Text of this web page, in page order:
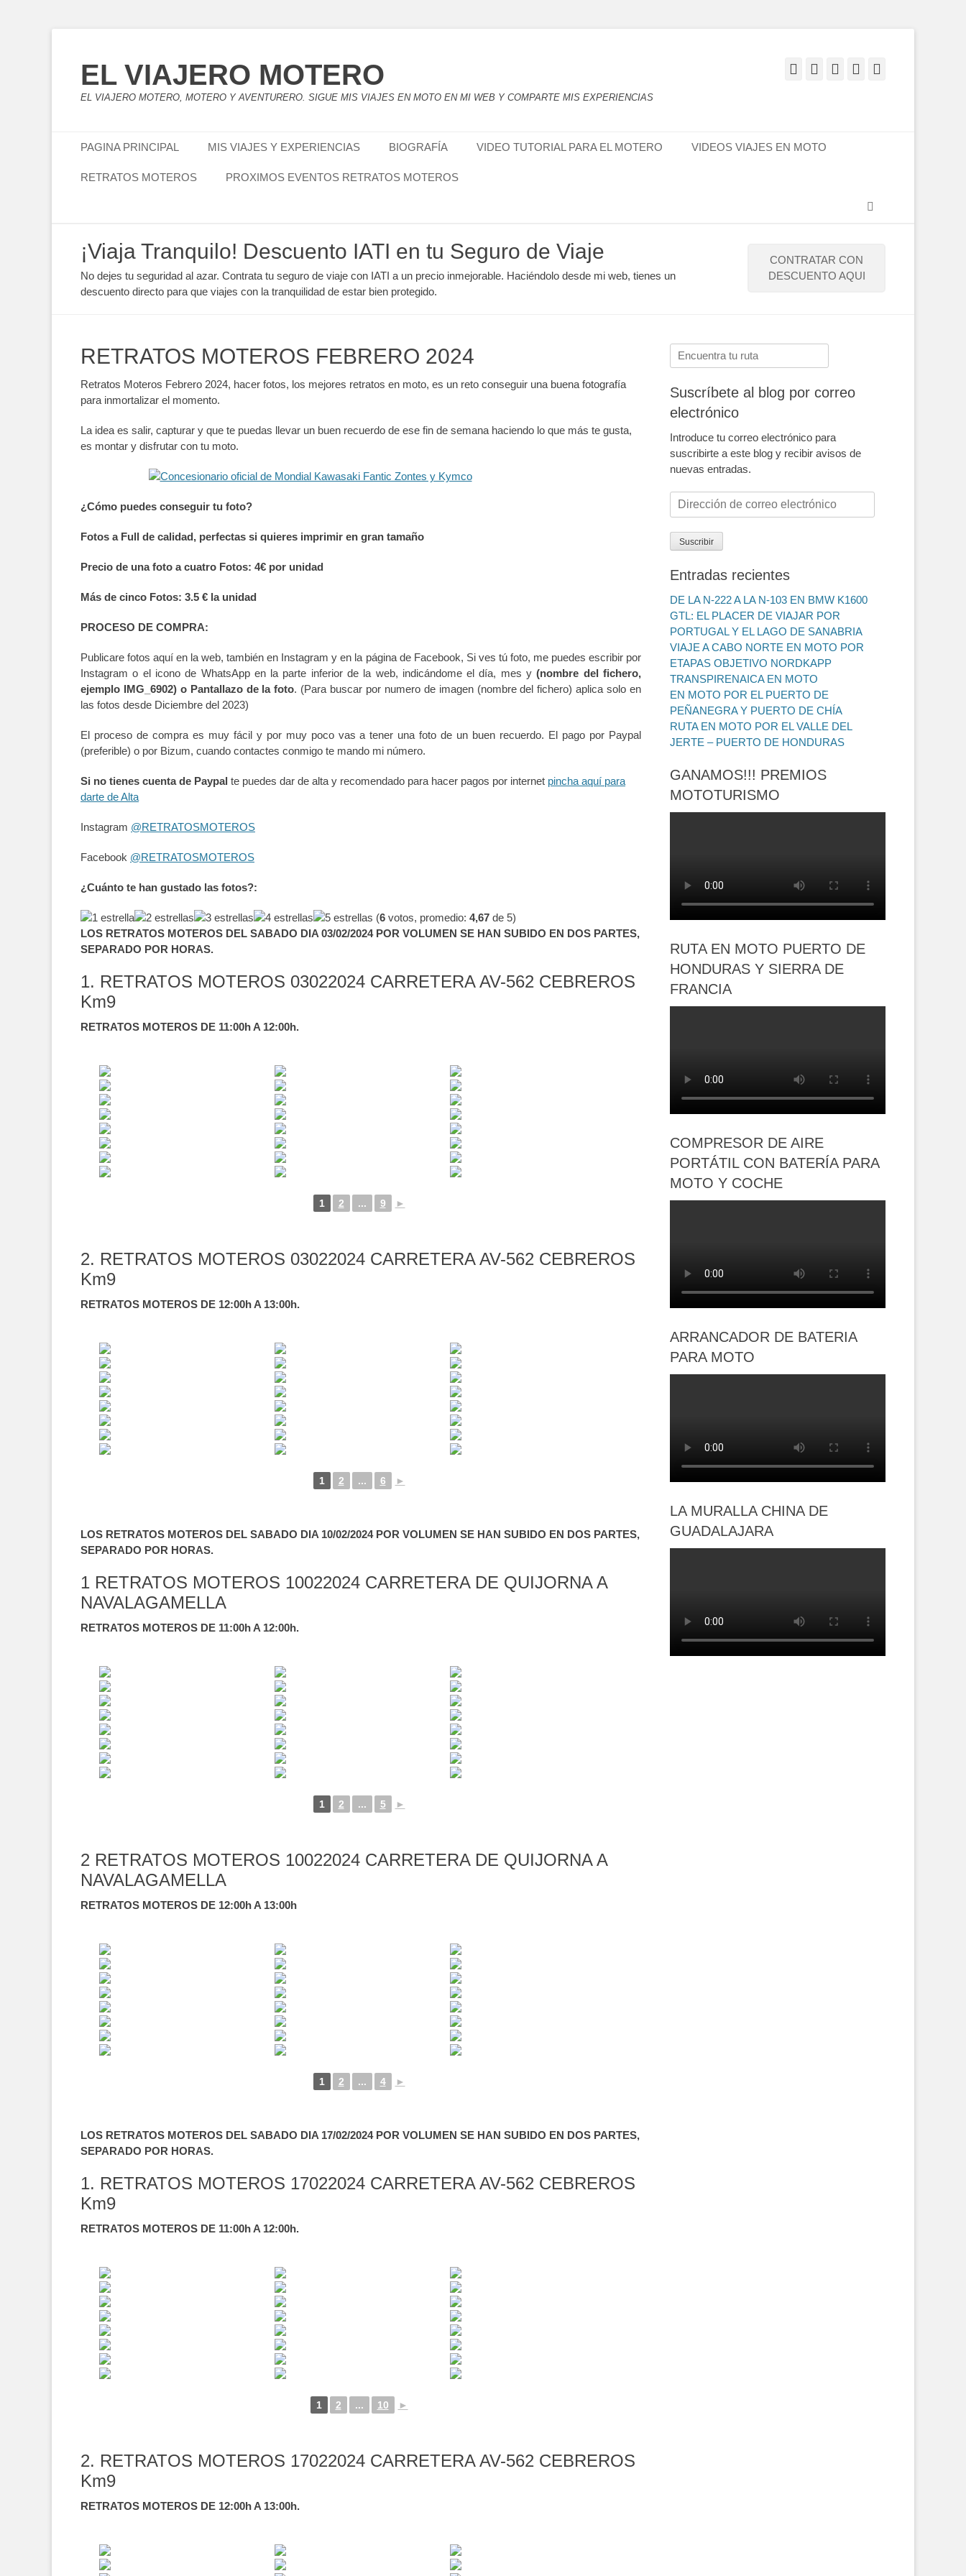
EL VIAJERO MOTERO
EL VIAJERO MOTERO, MOTERO Y AVENTURERO. SIGUE MIS VIAJES EN MOTO EN MI WEB Y COMPARTE MIS EXPERIENCIAS
Facebook
Twitter
FlickrYouTube
Menú principal
contenido
PAGINA PRINCIPAL MIS VIAJES Y EXPERIENCIAS BIOGRAFÍA VIDEO TUTORIAL PARA EL MOTERO VIDEOS VIAJES EN MOTO
RETRATOS MOTEROS
PROXIMOS EVENTOS RETRATOS MOTEROS
contenido
¡Viaja Tranquilo! Descuento IATI en tu Seguro de Viaje
No dejes tu seguridad al azar. Contrata tu seguro de viaje con IATI a un precio inmejorable. Haciéndolo desde mi web, tienes un
descuento directo para que viajes con la tranquilidad de estar bien protegido.
CONTRATAR CON
DESCUENTO AQUI
RETRATOS MOTEROS FEBRERO 2024
Retratos Moteros Febrero 2024, hacer fotos, los mejores retratos en moto, es un reto conseguir una buena fotografía
para inmortalizar el momento.
La idea es salir, capturar y que te puedas llevar un buen recuerdo de ese fin de semana haciendo lo que más te gusta,
es montar y disfrutar con tu moto.
¿Cómo puedes conseguir tu foto?
Fotos a Full de calidad, perfectas si quieres imprimir en gran tamaño
Precio de una foto a cuatro Fotos: 4€ por unidad
Más de cinco Fotos: 3.5 € la unidad
PROCESO DE COMPRA:
Publicare fotos aquí en la web, también en Instagram y en la página de Facebook, Si ves tú foto, me puedes escribir por
Instagram o el icono de WhatsApp en la parte inferior de la web, indicándome el día, mes y (nombre del fichero,
ejemplo IMG_6902) o Pantallazo de la foto. (Para buscar por numero de imagen (nombre del fichero) aplica solo en
las fotos desde Diciembre del 2023)
El proceso de compra es muy fácil y por muy poco vas a tener una foto de un buen recuerdo. El pago por Paypal
(preferible) o por Bizum, cuando contactes conmigo te mando mi número.
Si no tienes cuenta de Paypal te puedes dar de alta y recomendado para hacer pagos por internet pincha aquí para
darte de Alta
Instagram @RETRATOSMOTEROS
Facebook @RETRATOSMOTEROS
¿Cuánto te han gustado las fotos?:
(6 votos, promedio: 4,67 de 5)
LOS RETRATOS MOTEROS DEL SABADO DIA 03/02/2024 POR VOLUMEN SE HAN SUBIDO EN DOS PARTES,
SEPARADO POR HORAS.
1. RETRATOS MOTEROS 03022024 CARRETERA AV-562 CEBREROS
Km9
RETRATOS MOTEROS DE 11:00h A 12:00h.
1 2 ... 9 ►
2. RETRATOS MOTEROS 03022024 CARRETERA AV-562 CEBREROS
Km9
RETRATOS MOTEROS DE 12:00h A 13:00h.
1 2 ... 6 ►
LOS RETRATOS MOTEROS DEL SABADO DIA 10/02/2024 POR VOLUMEN SE HAN SUBIDO EN DOS PARTES,
SEPARADO POR HORAS.
1 RETRATOS MOTEROS 10022024 CARRETERA DE QUIJORNA A
NAVALAGAMELLA
RETRATOS MOTEROS DE 11:00h A 12:00h.
1 2 ... 5 ►
2 RETRATOS MOTEROS 10022024 CARRETERA DE QUIJORNA A
NAVALAGAMELLA
RETRATOS MOTEROS DE 12:00h A 13:00h
1 2 ... 4 ►
LOS RETRATOS MOTEROS DEL SABADO DIA 17/02/2024 POR VOLUMEN SE HAN SUBIDO EN DOS PARTES,
SEPARADO POR HORAS.
1. RETRATOS MOTEROS 17022024 CARRETERA AV-562 CEBREROS
Km9
RETRATOS MOTEROS DE 11:00h A 12:00h.
1 2 ... 10 ►
2. RETRATOS MOTEROS 17022024 CARRETERA AV-562 CEBREROS
Km9
RETRATOS MOTEROS DE 12:00h A 13:00h.
Buscar:
Suscríbete al blog por correo
electrónico
Introduce tu correo electrónico para
suscribirte a este blog y recibir avisos de
nuevas entradas.
Dirección
de
correo
electrónico
Suscribir
Entradas recientes
DE LA N-222 A LA N-103 EN BMW K1600
GTL: EL PLACER DE VIAJAR POR
PORTUGAL Y EL LAGO DE SANABRIA
VIAJE A CABO NORTE EN MOTO POR
ETAPAS OBJETIVO NORDKAPP
TRANSPIRENAICA EN MOTO
EN MOTO POR EL PUERTO DE
PEÑANEGRA Y PUERTO DE CHÍA
RUTA EN MOTO POR EL VALLE DEL
JERTE – PUERTO DE HONDURAS
GANAMOS!!! PREMIOS
MOTOTURISMO
RUTA EN MOTO PUERTO DE
HONDURAS Y SIERRA DE
FRANCIA
COMPRESOR DE AIRE
PORTÁTIL CON BATERÍA PARA
MOTO Y COCHE
ARRANCADOR DE BATERIA
PARA MOTO
LA MURALLA CHINA DE
GUADALAJARA